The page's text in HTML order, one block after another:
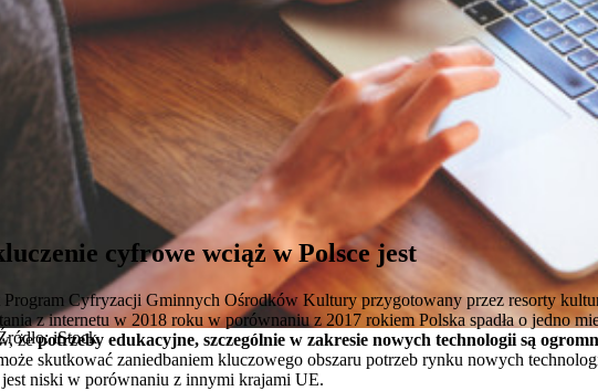
iStock
cyfrowe wciąż w Polsce jest
Program Cyfryzacji Gminnych Ośrodków Kultury przygotowany przez resorty
z internetu w 2018 roku w porównaniu z 2017 rokiem Polska spadła o jedno
żepotrzeby edukacyjne, szczególnie w zakresie nowych technologii są
skutkować zaniedbaniem kluczowego obszaru potrzeb rynku nowych
jest niski w porównaniu z innymi krajami UE.